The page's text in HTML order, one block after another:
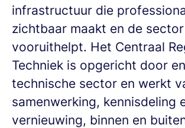
infrastructuur die
zichtbaar maakt en de sector
vooruithelpt. Het Centraal
Techniek is opgericht door
technische sector en werkt
samenwerking, kennisdeling
vernieuwing, binnen en